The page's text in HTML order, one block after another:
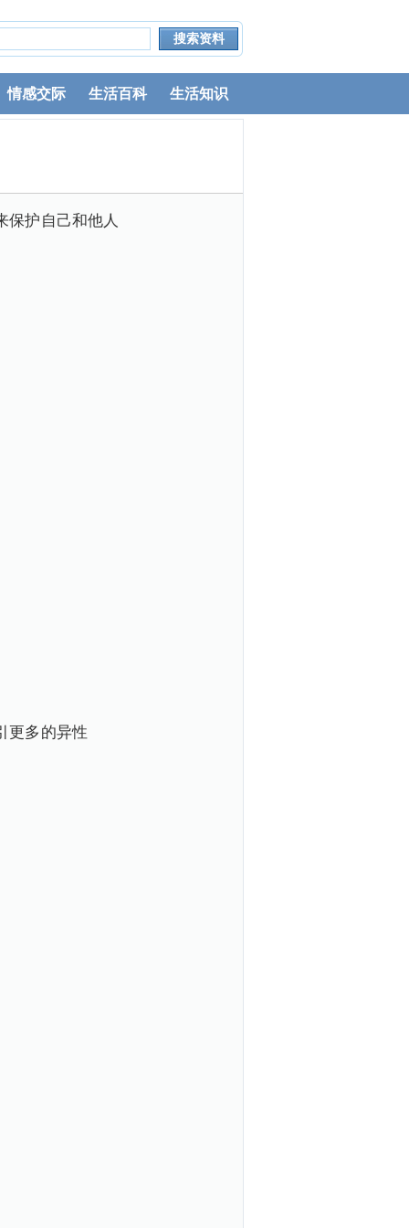
情感交际 生活百科 生活知识
保护自己和他人
更多的异性